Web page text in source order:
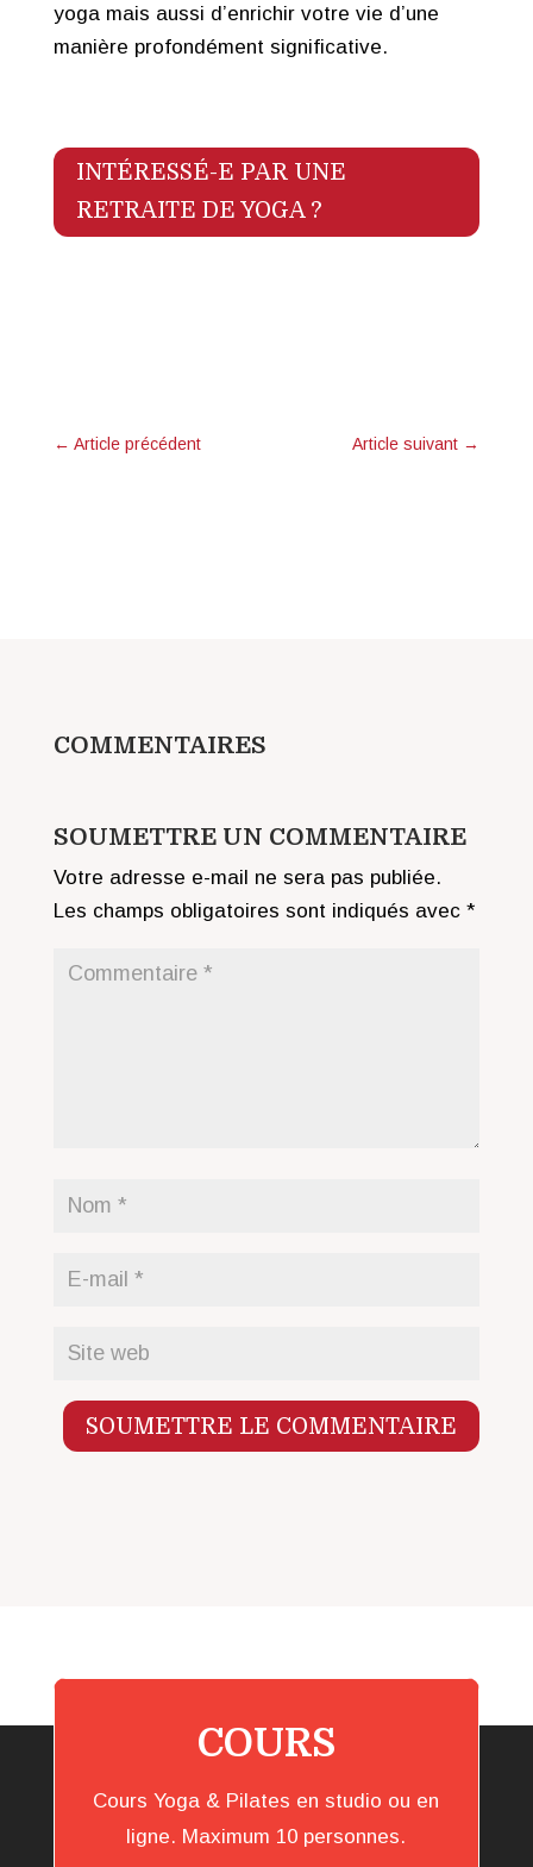
yoga mais aussi d’enrichir votre vie d’une
manière profondément significative.
INTÉRESSÉ-E PAR UNE
RETRAITE DE YOGA ?
← Article précédent Article suivant →
COMMENTAIRES
SOUMETTRE UN COMMENTAIRE
Votre adresse e-mail ne sera pas publiée.
Les champs obligatoires sont indiqués avec *
SOUMETTRE LE COMMENTAIRE
COURS
Cours Yoga & Pilates en studio ou en
ligne. Maximum 10 personnes.